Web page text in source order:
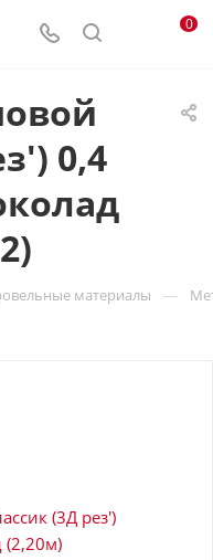
0
0,4
материалы —